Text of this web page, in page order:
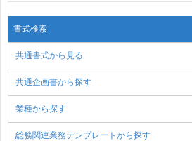
書式検索
共通書式から見る
共通企画書から探す
業種から探す
総務関連業務テンプレートから探す